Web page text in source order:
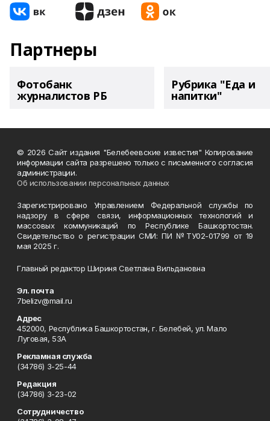
Партнеры
Фотобанк
журналистов РБ
Рубрика "Еда и
напитки"
© 2026 Сайт издания "Белебеевские известия" Копирование
информации сайта разрешено только с письменного согласия
администрации.
Об использовании персональных данных
Зарегистрировано Управлением Федеральной службы по
надзору в сфере связи, информационных технологий и
массовых коммуникаций по Республике Башкортостан.
Свидетельство о регистрации СМИ: ПИ №ТУ02-01799 от 19
мая 2025 г.
Главный редактор Шириня Светлана Вильдановна
Эл. почта
7belizv@mail.ru
Адрес
452000, Республика Башкортостан, г. Белебей, ул. Мало
Луговая, 53А
Рекламная служба
(34786) 3-25-44
Редакция
(34786) 3-23-02
Сотрудничество